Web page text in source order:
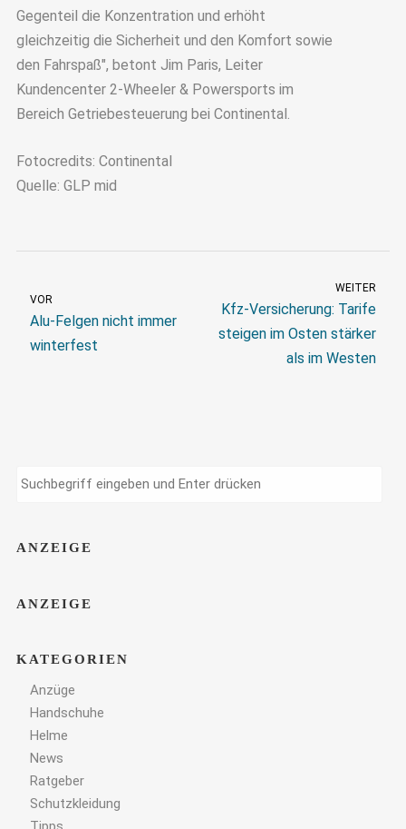
Gegenteil die Konzentration und erhöht
gleichzeitig die Sicherheit und den Komfort sowie
den Fahrspaß", betont Jim Paris, Leiter
Kundencenter 2-Wheeler & Powersports im
Bereich Getriebesteuerung bei Continental.
Fotocredits: Continental
Quelle: GLP mid
VOR
Alu-Felgen nicht immer
winterfest
WEITER
Kfz-Versicherung: Tarife
steigen im Osten stärker
als im Westen
ANZEIGE
ANZEIGE
KATEGORIEN
Anzüge
Handschuhe
Helme
News
Ratgeber
Schutzkleidung